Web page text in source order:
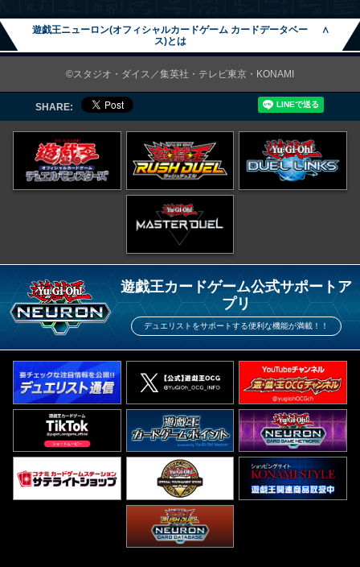
遊戯王ニューロン(オフィシャルカードゲーム カードデータベー
ス)とは
∧
©スタジオ・ダイス／集英社・テレビ東京・KONAMI
SHARE:
遊戯王カードゲーム公式サポートア
プリ
デュエリストをサポートする便利な機能が満載！！